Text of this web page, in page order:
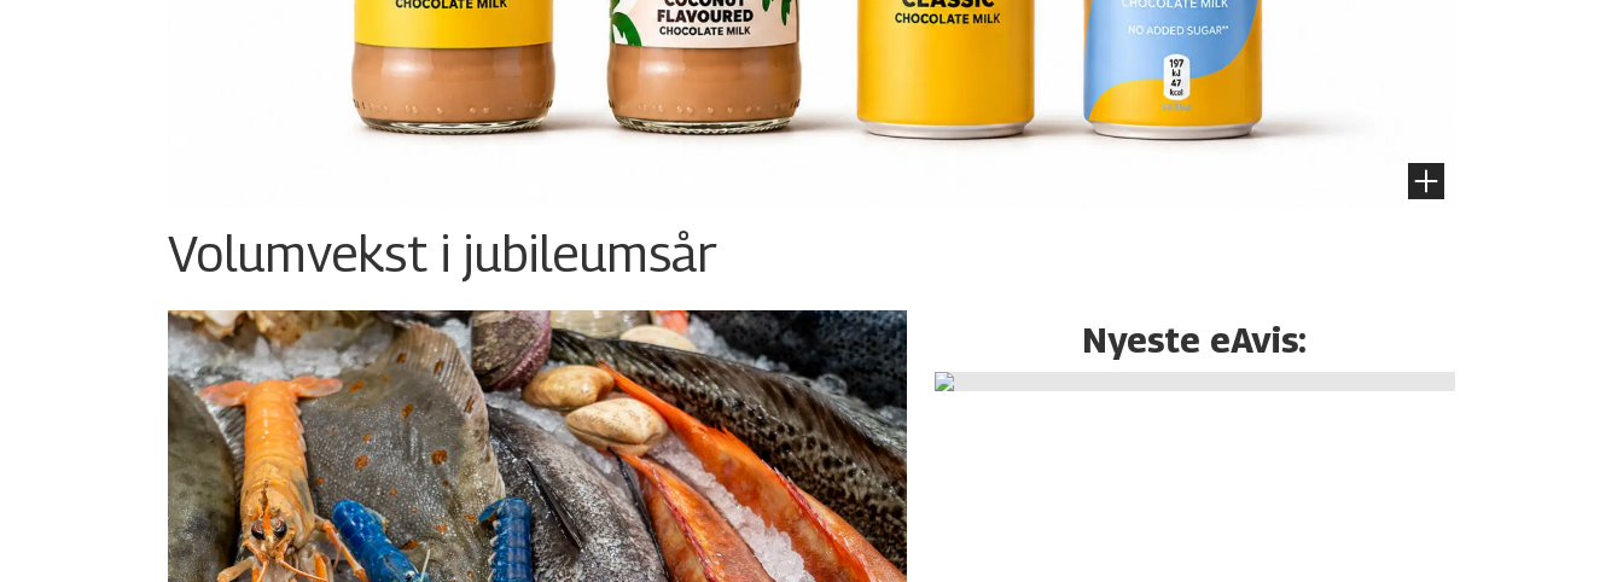
Volumvekst i jubileumsår
Nyeste eAvis: